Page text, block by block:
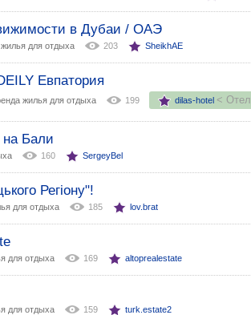
в Дубаи / ОАЭ
для отдыха 203 SheikhAE
Евпатория
жилья для отдыха 199 dilas-hotel <
на Бали
160 SergeyBel
Регіону"!
для отдыха 185 lov.brat
для отдыха 169 altoprealestate
для отдыха 159 turk.estate2